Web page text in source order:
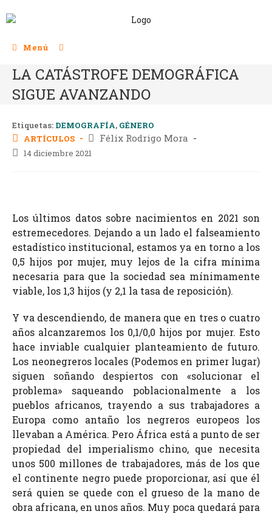
Menú
LA CATÁSTROFE DEMOGRÁFICA
SIGUE AVANZANDO
Etiquetas: DEMOGRAFÍA, GÉNERO
ARTÍCULOS
Félix Rodrigo Mora
14 diciembre 2021
Los últimos datos sobre nacimientos en 2021 son
estremecedores. Dejando a un lado el falseamiento
estadístico institucional, estamos ya en torno a los
0,5 hijos por mujer, muy lejos de la cifra mínima
necesaria para que la sociedad sea mínimamente
viable, los 1,3 hijos (y 2,1 la tasa de reposición).
Y va descendiendo, de manera que en tres o cuatro
años alcanzaremos los 0,1/0,0 hijos por mujer. Esto
hace inviable cualquier planteamiento de futuro.
Los neonegreros locales (Podemos en primer lugar)
siguen soñando despiertos con «solucionar el
problema» saqueando poblacionalmente a los
pueblos africanos, trayendo a sus trabajadores a
Europa como antaño los negreros europeos los
llevaban a América. Pero África está a punto de ser
propiedad del imperialismo chino, que necesita
unos 500 millones de trabajadores, más de los que
el continente negro puede proporcionar, así que él
será quien se quede con el grueso de la mano de
obra africana, en unos años. Muy poca quedará para